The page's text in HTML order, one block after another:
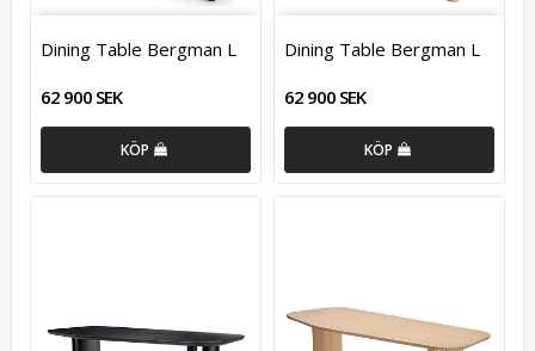
Dining Table Bergman L
62 900 SEK
KÖP
Dining Table Bergman L
62 900 SEK
KÖP